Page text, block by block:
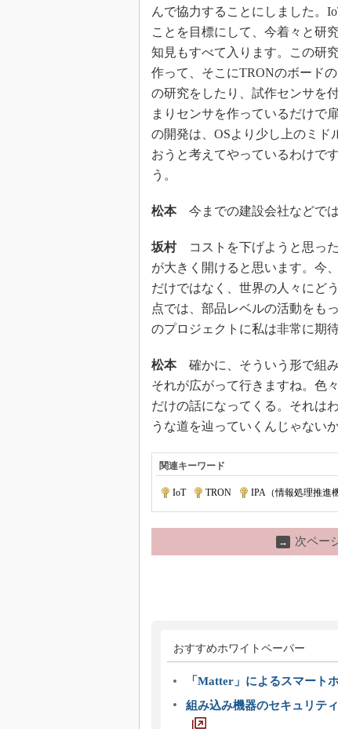
んで協力することにしました。
ことを目標にして、今着々と研
知見もすべて入ります。この研
作って、そこにTRONのボード
の研究をしたり、試作センサを
まりセンサを作っているだけで
の開発は、OSより少し上のミド
おうと考えてやっているわけで
う。
松本今までの建設会社などでは
坂村コストを下げようと思った
が大きく開けると思います。今
だけではなく、世界の人々にど
点では、部品レベルの活動をも
のプロジェクトに私は非常に期
松本確かに、そういう形で組み
それが広がって行きますね。色
だけの話になってくる。それは
うな道を辿っていくんじゃない
関連キーワード
IoT| TRON IPA（情報処理推進
→ 次ペー
おすすめホワイトペーパー
「Matter」によるスマート
組み込み機器のセキュリテ